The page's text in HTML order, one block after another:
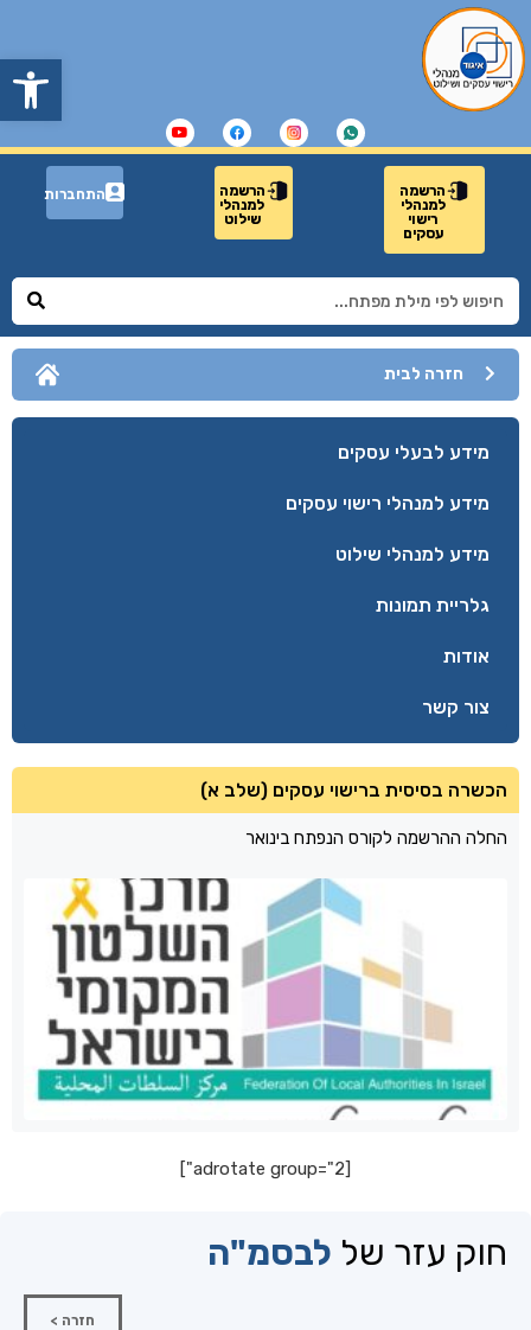
הרשמה
למנהלי
רישוי
עסקים
הרשמה
למנהלי
שילוט
התחברות
חזרה לבית
מידע לבעלי עסקים
מידע למנהלי רישוי עסקים
מידע למנהלי שילוט
גלריית תמונות
אודות
צור קשר
הכשרה בסיסית ברישוי עסקים (שלב א)
החלה ההרשמה לקורס הנפתח בינואר
[adrotate group="2"]
חוק עזר של לבסמ"ה
חזרה >